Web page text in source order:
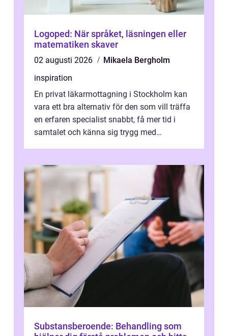
Logoped: När språket, läsningen eller
matematiken skaver
02 augusti 2026
Mikaela Bergholm
inspiration
En privat läkarmottagning i Stockholm kan
vara ett bra alternativ för den som vill träffa
en erfaren specialist snabbt, få mer tid i
samtalet och känna sig trygg med
Substansberoende: Behandling som